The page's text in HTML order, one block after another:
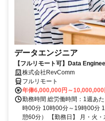
データエンジニア
【フルリモート可】Data
株式会社RevComm
フルリモート
年俸6,000,000円～10,000,000
勤務時間 総労働時間：1週あ
時00分 10時00分～19時00分
憩60分） 【勤務日】 月・火・